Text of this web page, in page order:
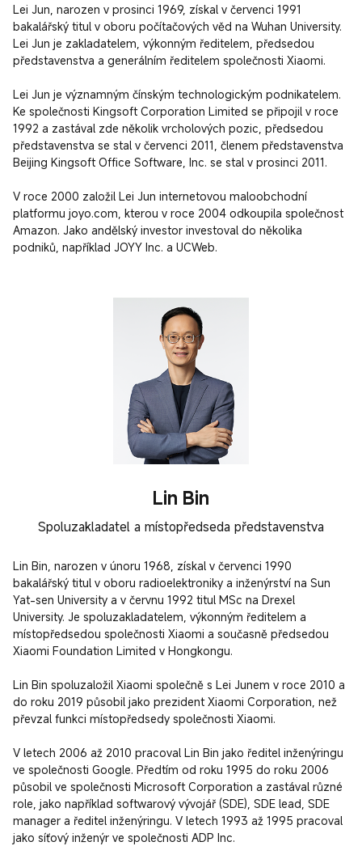
Lei Jun, narozen v prosinci 1969, získal v červenci 1991
bakalářský titul v oboru počítačových věd na Wuhan University.
Lei Jun je zakladatelem, výkonným ředitelem, předsedou
představenstva a generálním ředitelem společnosti Xiaomi.
Lei Jun je významným čínským technologickým podnikatelem.
Ke společnosti Kingsoft Corporation Limited se připojil v roce
1992 a zastával zde několik vrcholových pozic, předsedou
představenstva se stal v červenci 2011, členem představenstva
Beijing Kingsoft Office Software, Inc. se stal v prosinci 2011.
V roce 2000 založil Lei Jun internetovou maloobchodní
platformu joyo.com, kterou v roce 2004 odkoupila společnost
Amazon. Jako andělský investor investoval do několika
podniků, například JOYY Inc. a UCWeb.
Lin Bin
Spoluzakladatel a místopředseda představenstva
Lin Bin, narozen v únoru 1968, získal v červenci 1990
bakalářský titul v oboru radioelektroniky a inženýrství na Sun
Yat-sen University a v červnu 1992 titul MSc na Drexel
University. Je spoluzakladatelem, výkonným ředitelem a
místopředsedou společnosti Xiaomi a současně předsedou
Xiaomi Foundation Limited v Hongkongu.
Lin Bin spoluzaložil Xiaomi společně s Lei Junem v roce 2010 a
do roku 2019 působil jako prezident Xiaomi Corporation, než
převzal funkci místopředsedy společnosti Xiaomi.
V letech 2006 až 2010 pracoval Lin Bin jako ředitel inženýringu
ve společnosti Google. Předtím od roku 1995 do roku 2006
působil ve společnosti Microsoft Corporation a zastával různé
role, jako například softwarový vývojář (SDE), SDE lead, SDE
manager a ředitel inženýringu. V letech 1993 až 1995 pracoval
jako síťový inženýr ve společnosti ADP Inc.